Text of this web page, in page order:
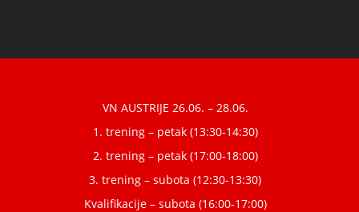
VN AUSTRIJE 26.06. – 28.06.
1. trening – petak (13:30-14:30)
2. trening – petak (17:00-18:00)
3. trening – subota (12:30-13:30)
Kvalifikacije – subota (16:00-17:00)